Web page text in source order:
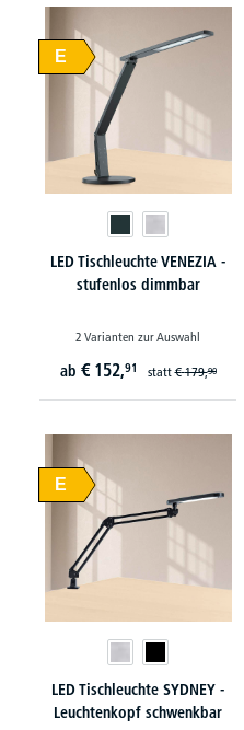
E
LED Tischleuchte VENEZIA -
stufenlos dimmbar
2 Varianten zur Auswahl
ab € 152,91 statt€ 179,90
E
LED Tischleuchte SYDNEY -
Leuchtenkopf schwenkbar